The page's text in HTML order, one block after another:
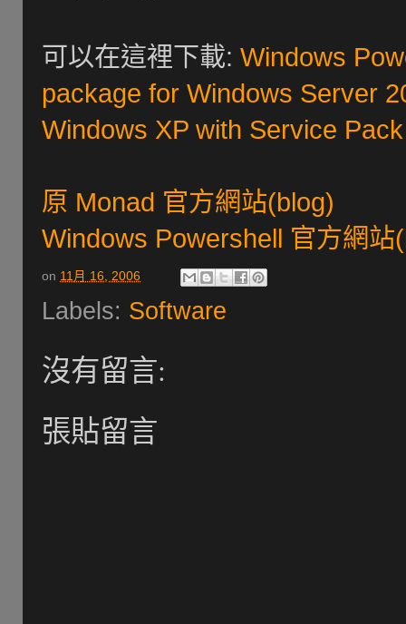
可以在這裡下載: Windows
package for Windows Server
Windows XP with Service
原 Monad 官方網站(blog)
Windows Powershell 官方網站
on 11月 16, 2006
Labels: Software
沒有留言:
張貼留言